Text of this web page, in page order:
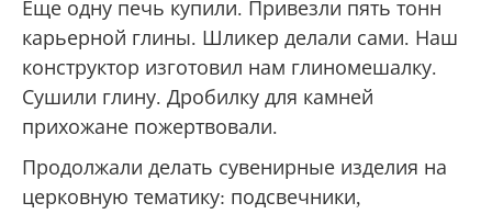
Еще одну печь купили. Привезли пять тонн
карьерной глины. Шликер делали сами. Наш
конструктор изготовил нам глиномешалку.
Сушили глину. Дробилку для камней
прихожане пожертвовали.
Продолжали делать сувенирные изделия на
церковную тематику: подсвечники,